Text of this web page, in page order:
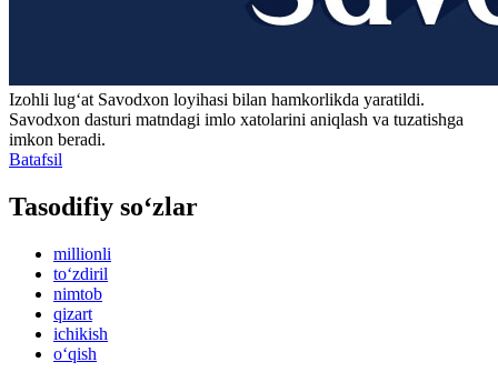
Izohli lugʻat Savodxon loyihasi bilan hamkorlikda yaratildi.
Savodxon dasturi matndagi imlo xatolarini aniqlash va tuzatishga
imkon beradi.
Batafsil
Tasodifiy so‘zlar
millionli
to‘zdiril
nimtob
qizart
ichikish
o‘qish